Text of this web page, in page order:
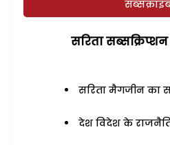
सरिता
सरिता मैगजीन का
देश विदेश के